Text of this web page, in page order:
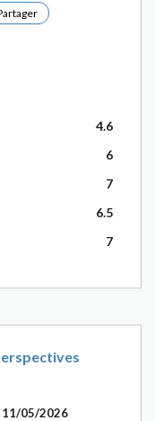
4.6
6
7
6.5
7
11/05/2026